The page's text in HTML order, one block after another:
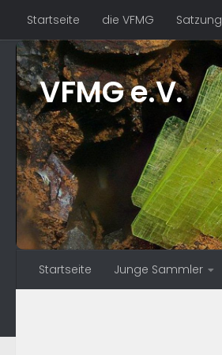
Zum Inhalt springen
Startseite die VFMG Satzung
VFMG e.V.
Startseite Junge Sammler